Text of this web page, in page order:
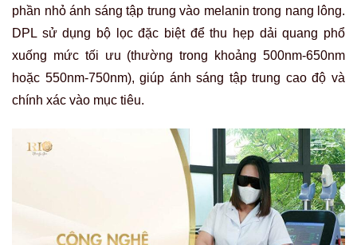
phần nhỏ ánh sáng tập trung vào melanin trong nang lông.
DPL sử dụng bộ lọc đặc biệt để thu hẹp dải quang phổ
xuống mức tối ưu (thường trong khoảng 500nm-650nm
hoặc 550nm-750nm), giúp ánh sáng tập trung cao độ và
chính xác vào mục tiêu.